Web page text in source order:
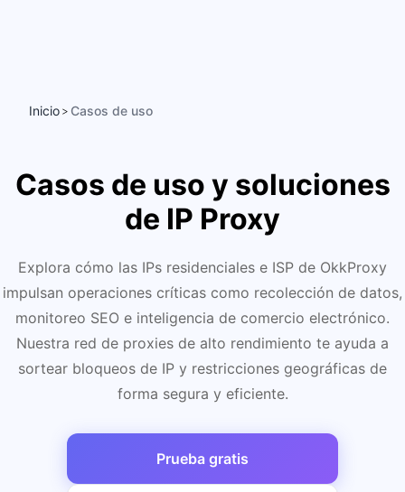
Inicio > Casos de uso
Casos de uso y soluciones
de IP Proxy
Explora cómo las IPs residenciales e ISP de OkkProxy
impulsan operaciones críticas como recolección de datos,
monitoreo SEO e inteligencia de comercio electrónico.
Nuestra red de proxies de alto rendimiento te ayuda a
sortear bloqueos de IP y restricciones geográficas de
forma segura y eficiente.
Prueba gratis